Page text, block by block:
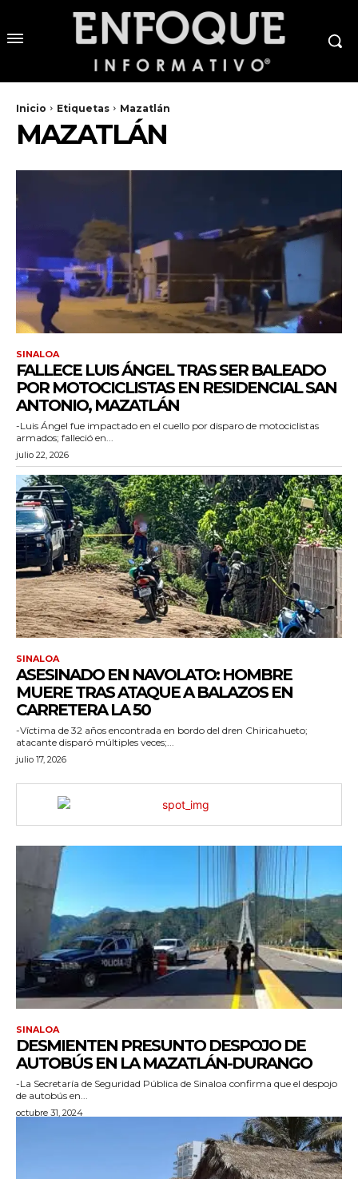
Inicio Etiquetas Mazatlán
MAZATLÁN
SINALOA
FALLECE LUIS ÁNGEL TRAS SER BALEADO
POR MOTOCICLISTAS EN RESIDENCIAL SAN
ANTONIO, MAZATLÁN
-Luis Ángel fue impactado en el cuello por disparo de motociclistas
armados; falleció en...
julio 22, 2026
SINALOA
ASESINADO EN NAVOLATO: HOMBRE
MUERE TRAS ATAQUE A BALAZOS EN
CARRETERA LA 50
-Víctima de 32 años encontrada en bordo del dren Chiricahueto;
atacante disparó múltiples veces;...
julio 17, 2026
SINALOA
DESMIENTEN PRESUNTO DESPOJO DE
AUTOBÚS EN LA MAZATLÁN-DURANGO
-La Secretaría de Seguridad Pública de Sinaloa confirma que el despojo
de autobús en...
octubre 31, 2024